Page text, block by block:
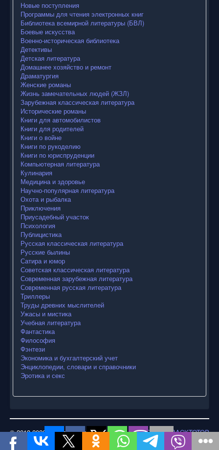
Новые поступления
Программы для чтения электронных книг
Библиотека всемирной литературы (БВЛ)
Боевые искусства
Военно-историческая библиотека
Детективы
Детская литература
Домашнее хозяйство и ремонт
Драматургия
Женские романы
Жизнь замечательных людей (ЖЗЛ)
Зарубежная классическая литература
Исторические романы
Книги для автомобилистов
Книги для родителей
Книги о войне
Книги по рукоделию
Книги по юриспруденции
Компьютерная литература
Кулинария
Медицина и здоровье
Научно-популярная литература
Охота и рыбалка
Приключения
Приусадебный участок
Психология
Публицистика
Русская классическая литература
Русские былины
Сатира и юмор
Советская классическая литература
Современная зарубежная литература
Современная русская литература
Триллеры
Труды древних мыслителей
Ужасы и мистика
Учебная литература
Фантастика
Философия
Фэнтези
Экономика и бухгалтерский учет
Энциклопедии, словари и справочники
Эротика и секс
TPL_PROTOSTAR_BACKTOTOP
© 2013-2026 Электронная
библиотека современного